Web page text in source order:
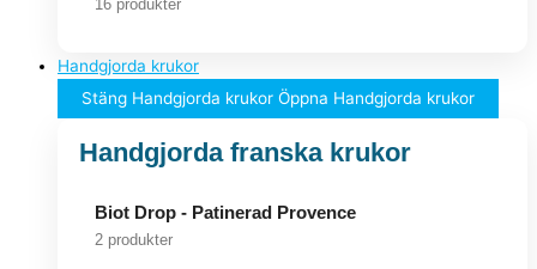
16 produkter
Handgjorda krukor
Stäng Handgjorda krukor Öppna Handgjorda krukor
Handgjorda franska krukor
Biot Drop - Patinerad Provence
2 produkter